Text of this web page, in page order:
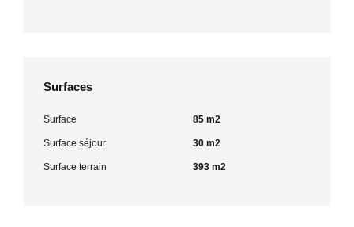
Surfaces
Surface 85 m2
Surface séjour 30 m2
Surface terrain 393 m2